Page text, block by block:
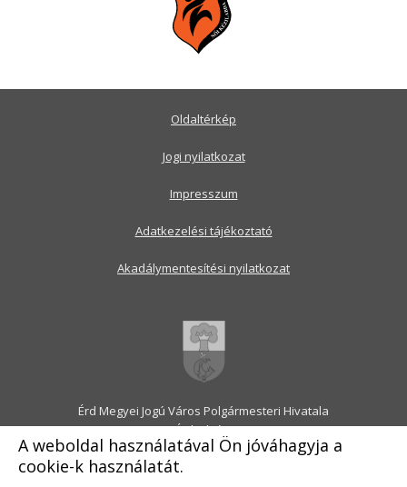
A weboldal használatával Ön jóváhagyja a
cookie-k használatát.
Érd Megyei Jogú Város Polgármesteri Hivatala
2030 Érd, Alsó utca 1.
Levélcím: 2031 Érd, Pf.: 31
E-mail:onkormanyzat@erd.hu
Oldaltérkép
Jogi nyilatkozat
Impresszum
Adatkezelési tájékoztató
Akadálymentesítési nyilatkozat